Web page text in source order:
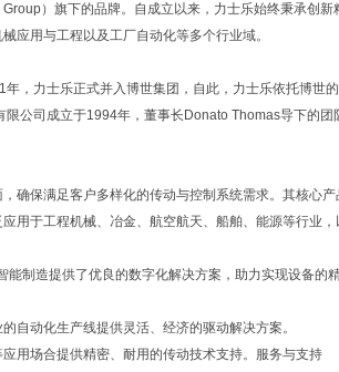
）旗下的品牌。自成立以来，力士乐始终秉承创新
应用与工程以及工厂自动化等多个行业域。
，力士乐正式并入博世集团，自此，力士乐依托博世
公司成立于1994年，董事长Donato Thomas导下的团
确保满足客户多样化的传动与控制系统需求。其核心产
用于工程机械、冶金、航空航天、船舶、能源等行业
制造提供了优良的数字化解决方案，助力实现设备的
自动化生产线提供灵活、经济的驱动解决方案。
用场合提供精密、耐用的传动技术支持。服务与支持